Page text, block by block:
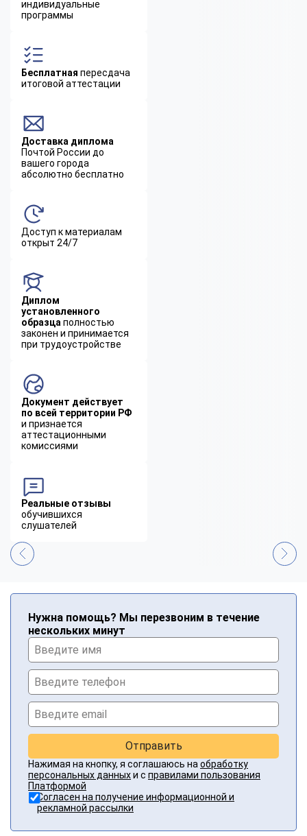
индивидуальные
программы
Бесплатная пересдача
итоговой аттестации
Доставка диплома
Почтой России до
вашего города
абсолютно бесплатно
Доступ к материалам
открыт 24/7
Диплом
установленного
образца полностью
законен и принимается
при трудоустройстве
Документ действует
по всей территории РФ
и признается
аттестационными
комиссиями
Реальные отзывы
обучившихся
слушателей
Нужна помощь? Мы перезвоним в течение
нескольких минут
Отправить
Нажимая на кнопку, я соглашаюсь на обработку
персональных данныхи с правилами пользования
Платформой
Согласен на получение информационной и
рекламной рассылки